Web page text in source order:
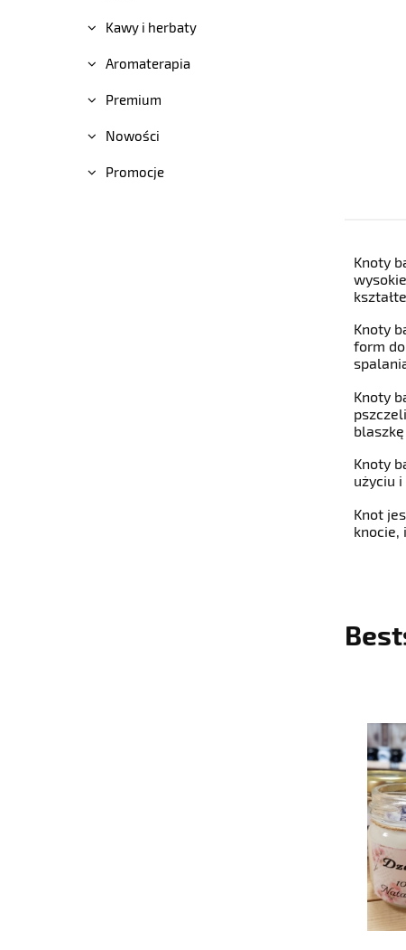
Kawy i herbaty
Aromaterapia
Premium
Nowości
Promocje
Knoty
Knoty
form
Knoty
Knoty
użyciu
Knot
knocie,